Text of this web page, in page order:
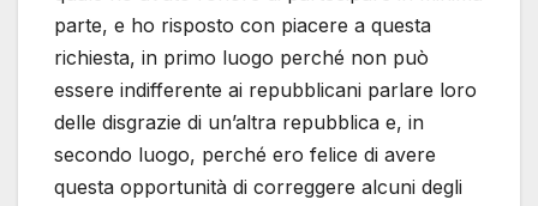
parte, e ho risposto con piacere a questa
richiesta, in primo luogo perché non può
essere indifferente ai repubblicani parlare loro
delle disgrazie di un’altra repubblica e, in
secondo luogo, perché ero felice di avere
questa opportunità di correggere alcuni degli